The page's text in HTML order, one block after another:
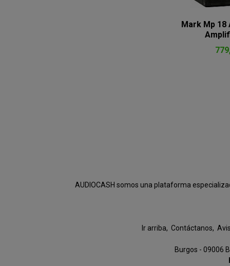
Mark Mp 18
AUDIOCASH somos una plataforma
Ir arriba Contáctanos
Burgos - 09006